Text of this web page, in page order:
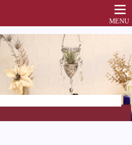
MENU